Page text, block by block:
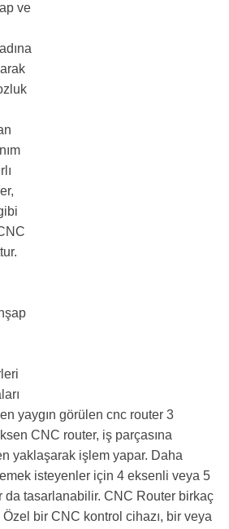
eserleri üretme gibi
Piyasada en yaygın görülen cnc
3 eksen CNC router, iş
yüzeyinden yaklaşarak işlem
parçaları işlemek isteyenler için 4